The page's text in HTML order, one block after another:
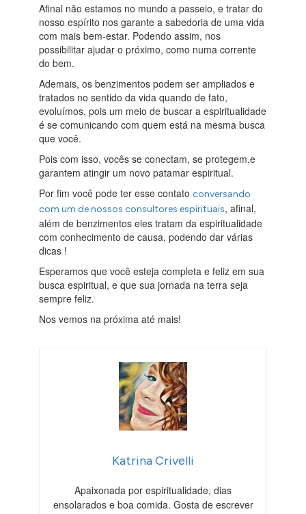
Afinal não estamos no mundo a passeio, e tratar do
nosso espírito nos garante a sabedoria de uma vida
com mais bem-estar. Podendo assim, nos
possibilitar ajudar o próximo, como numa corrente
do bem.
Ademais, os benzimentos podem ser ampliados e
tratados no sentido da vida quando de fato,
evoluímos, pois um meio de buscar a espiritualidade
é se comunicando com quem está na mesma busca
que você.
Pois com isso, vocês se conectam, se protegem,e
garantem atingir um novo patamar espiritual.
Por fim você pode ter esse contatoconversando
com um de nossos consultores espirituais, afinal,
além de benzimentos eles tratam da espiritualidade
com conhecimento de causa, podendo dar várias
dicas !
Esperamos que você esteja completa e feliz em sua
busca espiritual, e que sua jornada na terra seja
sempre feliz.
Nos vemos na próxima até mais!
Katrina Crivelli
Apaixonada por espiritualidade, dias
ensolarados e boa comida. Gosta de escrever